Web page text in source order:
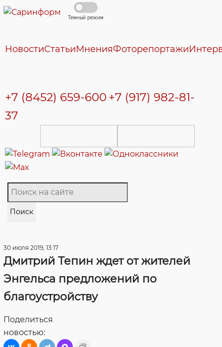
Темный режим
НовостиСтатьиМненияФоторепортажи
+7 (8452) 659-600 +7 (917) 982-81-
37
Поиск
30 июля 2019, 13:17
Дмитрий Тепин ждет от жителей
Энгельса предложений по
благоустройству
Поделиться
новостью: